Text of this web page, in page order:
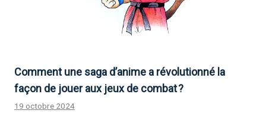
Comment une saga d’anime a révolutionné la
façon de jouer aux jeux de combat ?
19 octobre 2024